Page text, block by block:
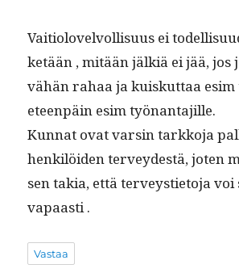
Vaiti­olovelvol­lisu­us ei
ketään , mitään jälk­iä ei jää, jos
vähän rahaa ja kuiskut­taa
eteen­päin esim työnantajille.
Kun­nat ovat varsin tarkko­ja
henkilöi­den ter­vey­destä, joten
sen takia, että ter­veysti­eto­ja voi
vapaasti .
Vastaa